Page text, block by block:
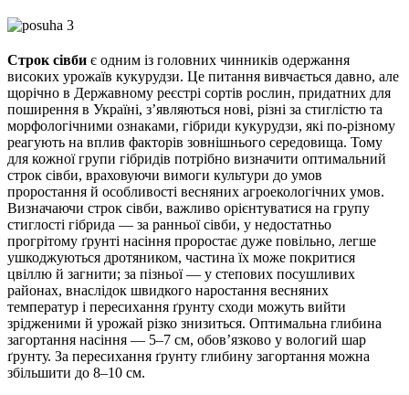
Строк сівби є одним із головних чинників одержання
високих урожаїв кукурудзи. Це питання вивчається давно, але
щорічно в Державному реєстрі сортів рослин, придатних для
поширення в Україні, з’являються нові, різні за стиглістю та
морфологічними ознаками, гібриди кукурудзи, які по-різному
реагують на вплив факторів зовнішнього середовища. Тому
для кожної групи гібридів потрібно визначити оптимальний
строк сівби, враховуючи вимоги культури до умов
проростання й особливості весняних агроекологічних умов.
Визначаючи строк сівби, важливо орієнтуватися на групу
стиглості гібрида — за ранньої сівби, у недостатньо
прогрітому ґрунті насіння проростає дуже повільно, легше
ушкоджуються дротяником, частина їх може покритися
цвіллю й загнити; за пізньої — у степових посушливих
районах, внаслідок швидкого наростання весняних
температур і пересихання ґрунту сходи можуть вийти
зрідженими й урожай різко знизиться. Оптимальна глибина
загортання насіння — 5–7 см, обов’язково у вологий шар
ґрунту. За пересихання ґрунту глибину загортання можна
збільшити до 8–10 см.